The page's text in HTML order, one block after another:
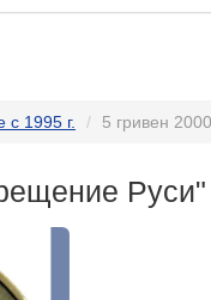
1995 г. 5 гривен
Руси"